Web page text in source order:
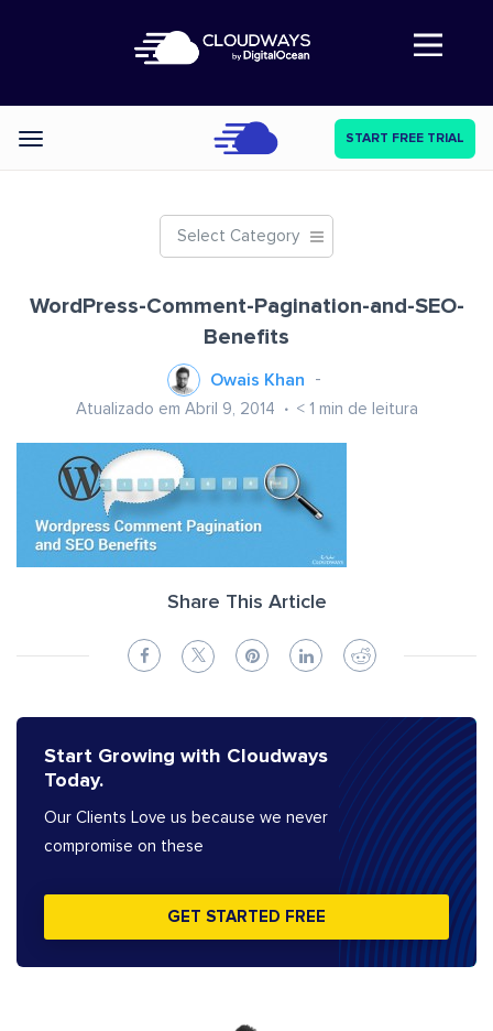
Abre a navegação
Categories START FREE TRIAL
Select Category
WordPress-Comment-Pagination-and-SEO-
Benefits
Owais Khan
Atualizado em Abril 9, 2014 < 1 min de leitura
Share This Article
Start Growing with Cloudways
Today.
Our Clients Love us because we never
compromise on these
GET STARTED FREE